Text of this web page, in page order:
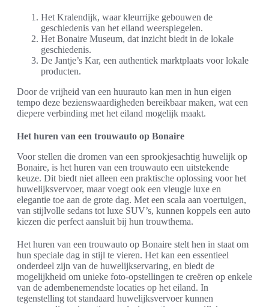
Het Kralendijk, waar kleurrijke gebouwen de
geschiedenis van het eiland weerspiegelen.
Het Bonaire Museum, dat inzicht biedt in de lokale
geschiedenis.
De Jantje’s Kar, een authentiek marktplaats voor lokale
producten.
Door de vrijheid van een huurauto kan men in hun eigen
tempo deze bezienswaardigheden bereikbaar maken, wat een
diepere verbinding met het eiland mogelijk maakt.
Het huren van een trouwauto op Bonaire
Voor stellen die dromen van een sprookjesachtig huwelijk op
Bonaire, is het huren van een trouwauto een uitstekende
keuze. Dit biedt niet alleen een praktische oplossing voor het
huwelijksvervoer, maar voegt ook een vleugje luxe en
elegantie toe aan de grote dag. Met een scala aan voertuigen,
van stijlvolle sedans tot luxe SUV’s, kunnen koppels een auto
kiezen die perfect aansluit bij hun trouwthema.
Het huren van een trouwauto op Bonaire stelt hen in staat om
hun speciale dag in stijl te vieren. Het kan een essentieel
onderdeel zijn van de huwelijkservaring, en biedt de
mogelijkheid om unieke foto-opstellingen te creëren op enkele
van de adembenemendste locaties op het eiland. In
tegenstelling tot standaard huwelijksvervoer kunnen